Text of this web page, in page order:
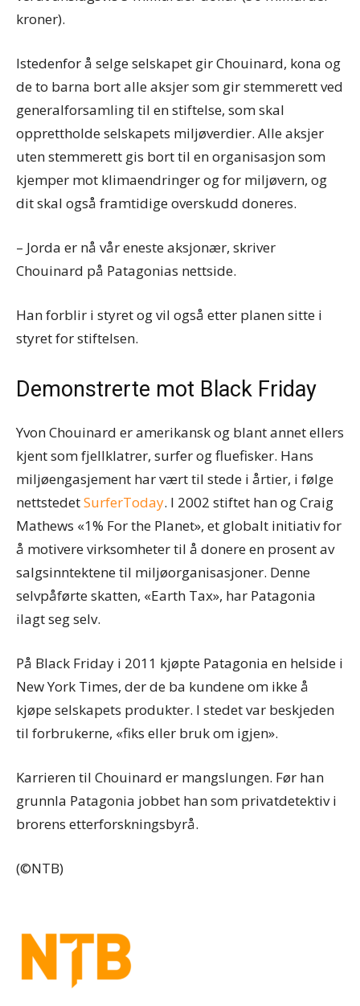
kroner).
Istedenfor å selge selskapet gir Chouinard, kona og
de to barna bort alle aksjer som gir stemmerett ved
generalforsamling til en stiftelse, som skal
opprettholde selskapets miljøverdier. Alle aksjer
uten stemmerett gis bort til en organisasjon som
kjemper mot klimaendringer og for miljøvern, og
dit skal også framtidige overskudd doneres.
– Jorda er nå vår eneste aksjonær, skriver
Chouinard på Patagonias nettside.
Han forblir i styret og vil også etter planen sitte i
styret for stiftelsen.
Demonstrerte mot Black Friday
Yvon Chouinard er amerikansk og blant annet ellers
kjent som fjellklatrer, surfer og fluefisker. Hans
miljøengasjement har vært til stede i årtier, i følge
nettstedetSurferToday. I 2002 stiftet han og Craig
Mathews «1% For the Planet», et globalt initiativ for
å motivere virksomheter til å donere en prosent av
salgsinntektene til miljøorganisasjoner. Denne
selvpåførte skatten, «Earth Tax», har Patagonia
ilagt seg selv.
På Black Friday i 2011 kjøpte Patagonia en helside i
New York Times, der de ba kundene om ikke å
kjøpe selskapets produkter. I stedet var beskjeden
til forbrukerne, «fiks eller bruk om igjen».
Karrieren til Chouinard er mangslungen. Før han
grunnla Patagonia jobbet han som privatdetektiv i
brorens etterforskningsbyrå.
(©NTB)